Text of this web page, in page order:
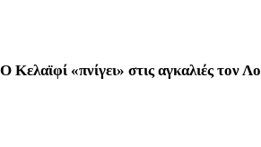
Ο Κελαϊφί «πνίγει» στις αγκαλιές τον